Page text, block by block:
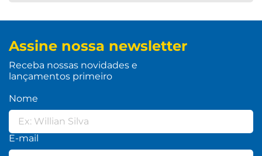
Assine nossa newsletter
Receba nossas novidades e
lançamentos primeiro
Nome
E-mail